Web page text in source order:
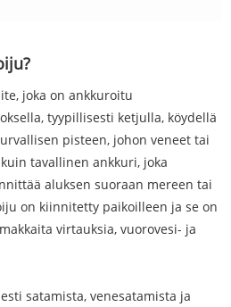
joka on ankkuroitu
tyypillisesti ketjulla, köydellä
pisteen, johon veneet tai
tavallinen ankkuri, joka
aluksen suoraan mereen tai
on kiinnitetty paikoilleen ja se on
virtauksia, vuorovesi- ja
satamista, venesatamista ja